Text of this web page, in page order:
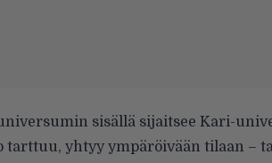
sisällä sijaitsee Kari-
tarttuu, yhtyy ympäröivään tilaan –